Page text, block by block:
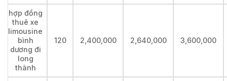
hợp đồng
thuê xe
limousine
bình
dương đi
long
thành
120 2,400,000 2,640,000 3,600,000